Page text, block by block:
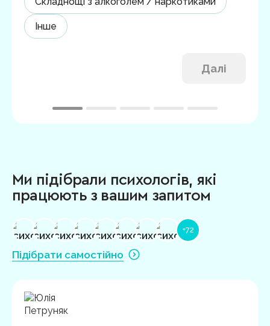
Інше
Далі
Ми підібрали психологів, які
працюють з вашим запитом
+72
Підібрати самостійно